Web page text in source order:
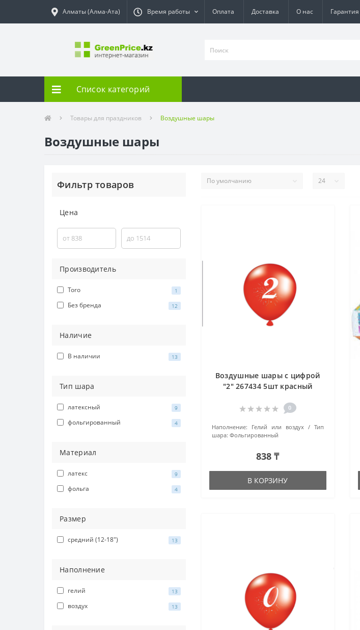
Алматы (Алма-Ата) Время работы Оплата Доставка О нас Гарантия
Список категорий
Товары для праздников Воздушные шары
Воздушные шары
Фильтр товаров
Цена
Производитель
Toro 1
Без бренда 12
Наличие
В наличии 13
Тип шара
латексный 9
фольгированный 4
Материал
латекс 9
фольга 4
Размер
средний (12-18") 13
Наполнение
гелий 13
воздух 13
Воздушные шары с цифрой
"2" 267434 5шт красный
0
Наполнение: Гелий или воздух
Тип
шара: Фольгированный
838 ₸
В КОРЗИНУ